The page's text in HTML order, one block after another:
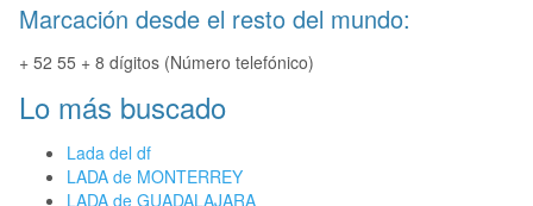
Marcación desde el resto del mundo:
+ 52 55 + 8 dígitos (Número telefónico)
Lo más buscado
Lada del df
LADA de MONTERREY
LADA de GUADALAJARA